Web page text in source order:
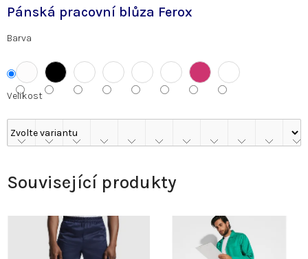
Pánská pracovní blůza Ferox
Barva
Velikost
Související produkty